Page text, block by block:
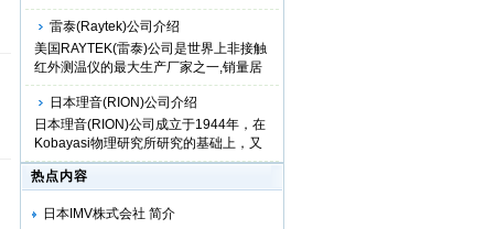
全球享有声...
雷泰(Raytek)公司介绍
美国RAYTEK(雷泰)公司是世界上非接触
红外测温仪的最大生产厂家之一,销量居
世界同行业...
日本理音(RION)公司介绍
日本理音(RION)公司成立于1944年，在
Kobayasi物理研究所研究的基础上，又
进行了以开发...
热点内容
日本IMV株式会社 简介